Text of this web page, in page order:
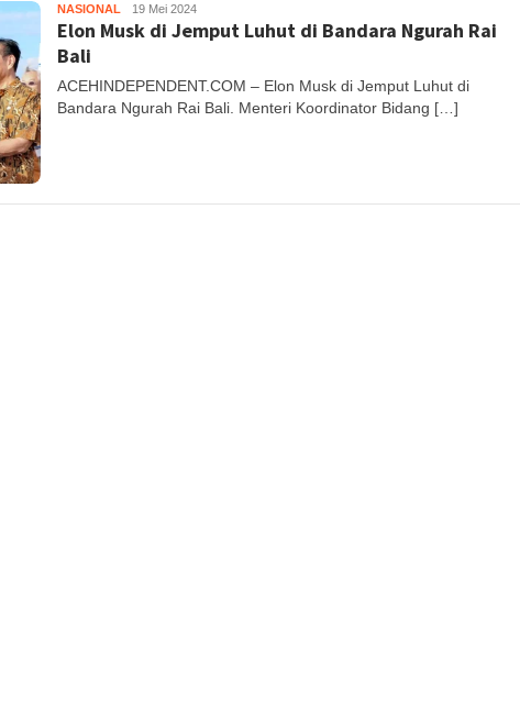
NASIONAL Aceh
Independent
19 Mei 2024
Elon Musk di Jemput Luhut di Bandara Ngurah Rai
Bali
ACEHINDEPENDENT.COM – Elon Musk di Jemput Luhut di
Bandara Ngurah Rai Bali. Menteri Koordinator Bidang […]